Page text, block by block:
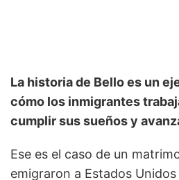
La historia de Bello es un
cómo los inmigrantes
cumplir sus sueños y
Ese es el caso de un
emigraron a Estados